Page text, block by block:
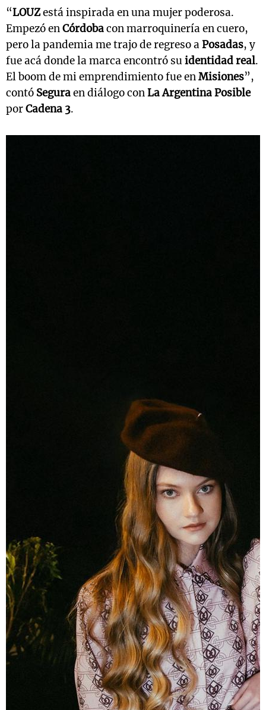
“LOUZestá inspirada en una mujer poderosa.
Empezó enCórdobacon marroquinería en cuero,
pero la pandemia me trajo de regreso aPosadas, y
fue acá donde la marca encontró suidentidad real.
El boom de mi emprendimiento fue enMisiones”,
contó Seguraen diálogo conLa Argentina Posible
porCadena 3.